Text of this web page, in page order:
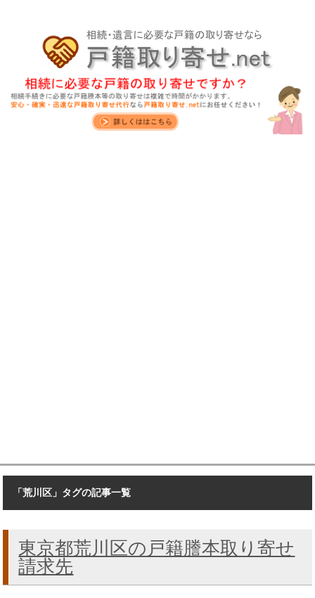
「荒川区」タグの記事一覧
東京都荒川区の戸籍謄本取り寄せ
請求先